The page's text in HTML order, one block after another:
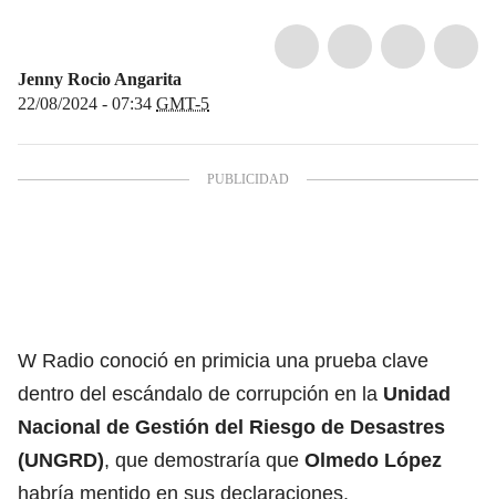
Jenny Rocio Angarita
22/08/2024 - 07:34 GMT-5
W Radio conoció en primicia una prueba clave
dentro del escándalo de corrupción en la Unidad
Nacional de Gestión del Riesgo de Desastres
(UNGRD), que demostraría que Olmedo López
habría mentido en sus declaraciones.